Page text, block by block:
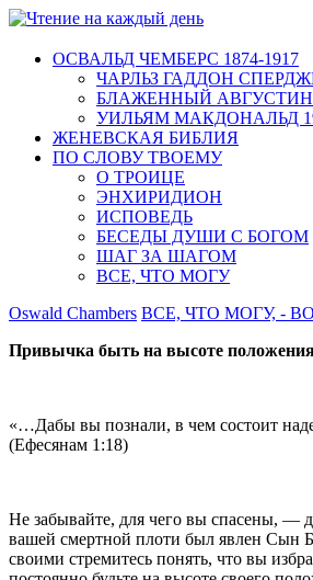
ОСВАЛЬД ЧЕМБЕРС 1874-1917
ЧАРЛЬЗ ГАДДОН
БЛАЖЕННЫЙ АВГУСТИН
УИЛЬЯМ МАКДОНАЛЬД
ЖЕНЕВСКАЯ БИБЛИЯ
ПО СЛОВУ ТВОЕМУ
О ТРОИЦЕ
ЭНХИРИДИОН
ИСПОВЕДЬ
БЕСЕДЫ ДУШИ С БОГОМ
ШАГ ЗА ШАГОМ
ВСЕ, ЧТО МОГУ
Oswald Chambers ВСЕ, ЧТО МОГУ, -
Привычка быть на высоте
«…Дабы вы познали, в чем состоит
(Ефесянам 1:18)
Не забывайте, для чего вы спасены, —
вашей смертной плоти был явлен Сын
своими стремитесь понять, что вы